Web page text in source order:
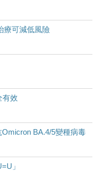
療可減低風險
有效
BA.4/5變種病毒
」